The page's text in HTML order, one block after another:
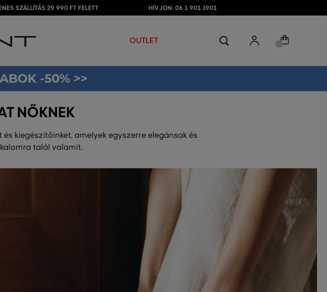
SZÁLLÍTÁS 29 990 FT FELETT HÍVJON: 06 1 901 1901
OUTLET
-50% >>
NŐKNEK
kiegészítőinket, amelyek egyszerre elegánsak és
talál valamit.